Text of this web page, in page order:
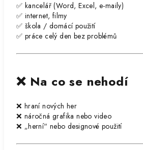
✅ kancelář (Word, Excel, e-maily)
✅ internet, filmy
✅ škola / domácí použití
✅ práce celý den bez problémů
❌ Na co se nehodí
❌ hraní nových her
❌ náročná grafika nebo video
❌ „herní“ nebo designové použití